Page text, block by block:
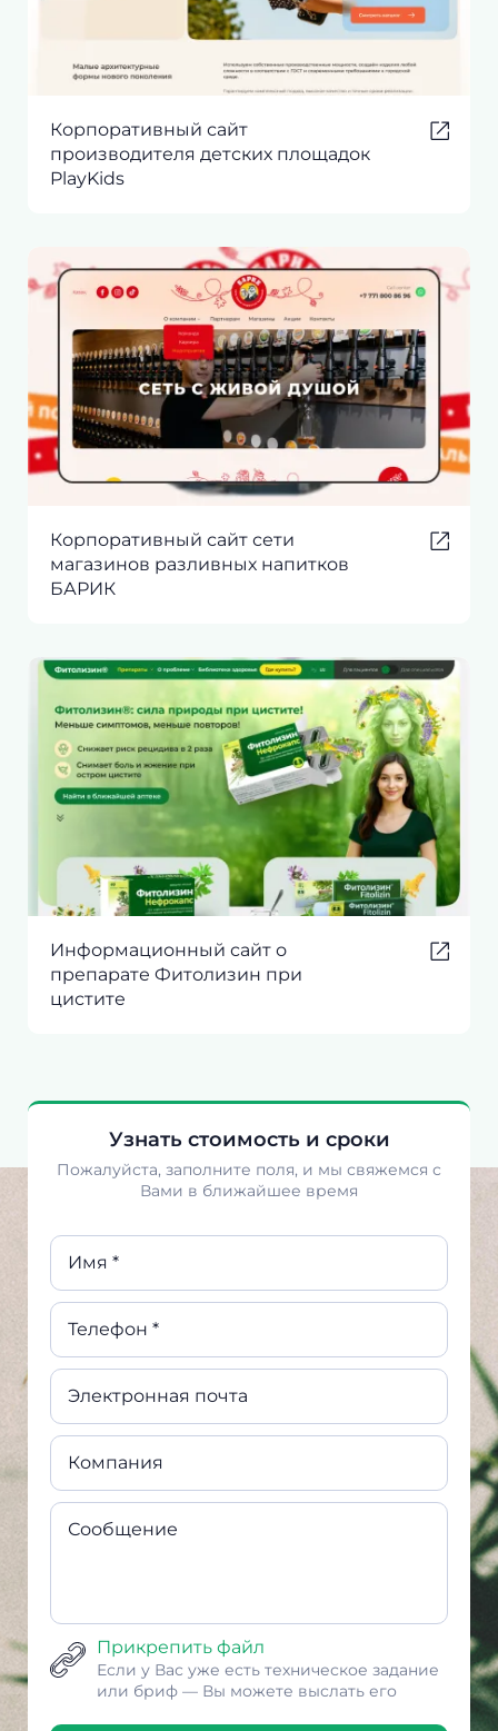
Корпоративный сайт
производителя детских площадок
PlayKids
Корпоративный сайт сети
магазинов разливных напитков
БАРИК
Информационный сайт о
препарате Фитолизин при
цистите
Узнать стоимость и сроки
Пожалуйста, заполните поля, и мы свяжемся с
Вами в ближайшее время
Имя *
Телефон *
Электронная почта
Компания
Сообщение
Прикрепить файл
Если у Вас уже есть техническое задание
или бриф — Вы можете выслать его